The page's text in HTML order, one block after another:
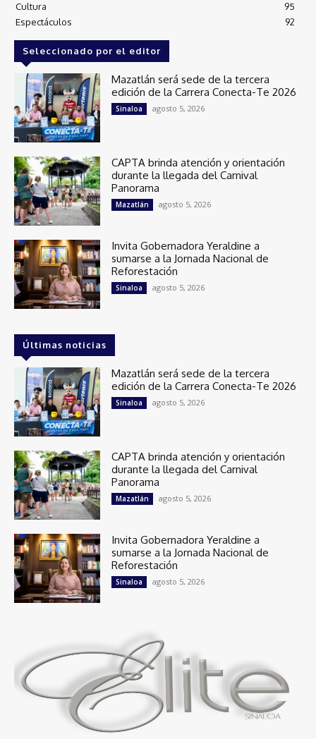
Cultura
95
Espectáculos
92
Seleccionado por el editor
Mazatlán será sede de la tercera
edición de la Carrera Conecta-Te 2026
Sinaloa agosto 5, 2026
CAPTA brinda atención y orientación
durante la llegada del Carnival
Panorama
Mazatlán agosto 5, 2026
Invita Gobernadora Yeraldine a
sumarse a la Jornada Nacional de
Reforestación
Sinaloa agosto 5, 2026
Últimas noticias
Mazatlán será sede de la tercera
edición de la Carrera Conecta-Te 2026
Sinaloa agosto 5, 2026
CAPTA brinda atención y orientación
durante la llegada del Carnival
Panorama
Mazatlán agosto 5, 2026
Invita Gobernadora Yeraldine a
sumarse a la Jornada Nacional de
Reforestación
Sinaloa agosto 5, 2026